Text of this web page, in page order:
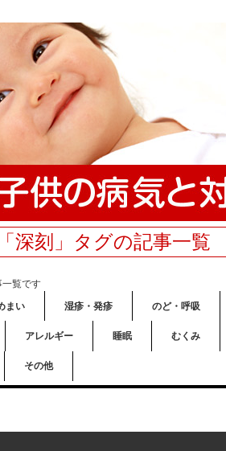
「深刻」タグの記事一覧
一覧です
まい 湿疹・発疹 のど・呼吸
アレルギー 睡眠 むくみ
その他